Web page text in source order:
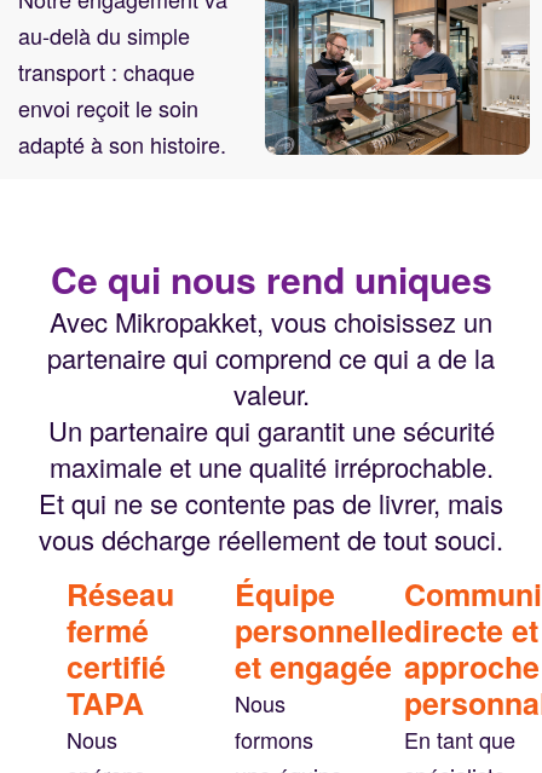
au-delà du simple
transport : chaque
envoi reçoit le soin
adapté à son histoire.
Ce qui nous rend uniques
Avec Mikropakket, vous choisissez un
partenaire qui comprend ce qui a de la
valeur.
Un partenaire qui garantit une sécurité
maximale et une qualité irréprochable.
Et qui ne se contente pas de livrer, mais
vous décharge réellement de tout souci.
Réseau
fermé
certifié
TAPA
Nous
Équipe
personnelle
et engagée
Nous
formons
directe et
approche
En tant que